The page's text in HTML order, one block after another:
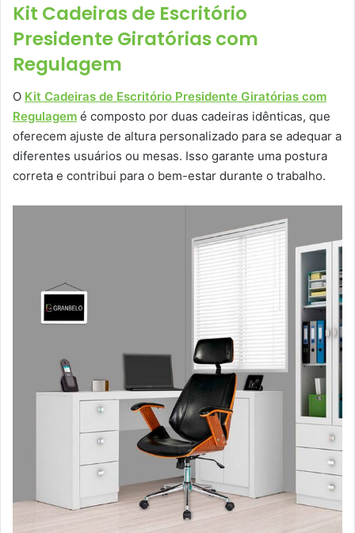
Kit Cadeiras de Escritório
Presidente Giratórias com
Regulagem
O Kit Cadeiras de Escritório Presidente Giratórias com
Regulagem é composto por duas cadeiras idênticas, que
oferecem ajuste de altura personalizado para se adequar a
diferentes usuários ou mesas. Isso garante uma postura
correta e contribui para o bem-estar durante o trabalho.